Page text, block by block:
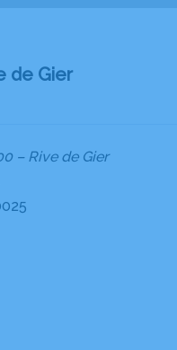
de Gier
– Rive de Gier